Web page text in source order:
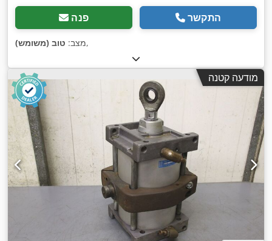
פנה התקשר
מצב: טוב (משומש) ,
מודעה קטנה